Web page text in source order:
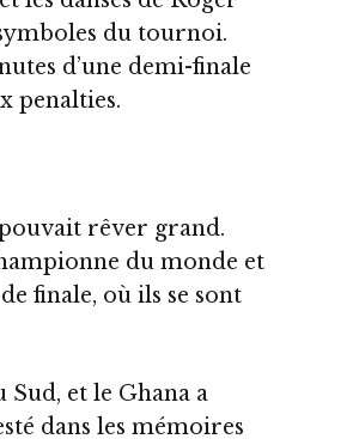
du tournoi.
d’une demi-finale
penalties.
rêver grand.
du monde et
finale, où ils se sont
et le Ghana a
dans les mémoires